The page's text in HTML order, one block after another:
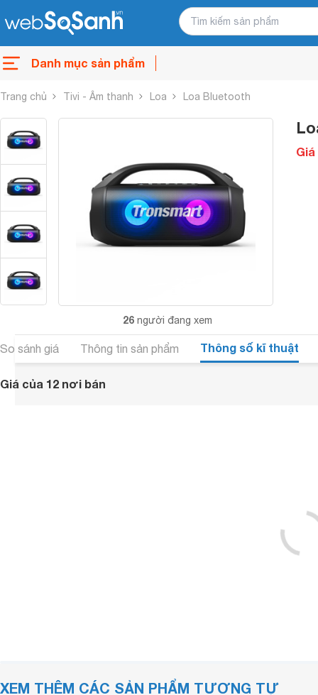
Danh mục sản phẩm
Trang chủ Tivi - Âm thanh Loa Loa Bluetooth
26 người đang xem
Giá
So sánh giá Thông tin sản phẩm Thông số kĩ thuật
Giá của 12 nơi bán
XEM THÊM CÁC SẢN PHẨM TƯƠNG TỰ